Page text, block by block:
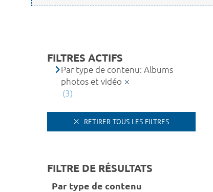
FILTRES ACTIFS
Par type de contenu: Albums
photos et vidéo
(3)
RETIRER TOUS LES FILTRES
FILTRE DE RÉSULTATS
Par type de contenu